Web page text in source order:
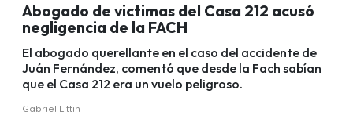
Abogado de victimas del Casa 212 acusó
negligencia de la FACH
El abogado querellante en el caso del accidente de
Juán Fernández, comentó que desde la Fach sabían
que el Casa 212 era un vuelo peligroso.
Gabriel Littin